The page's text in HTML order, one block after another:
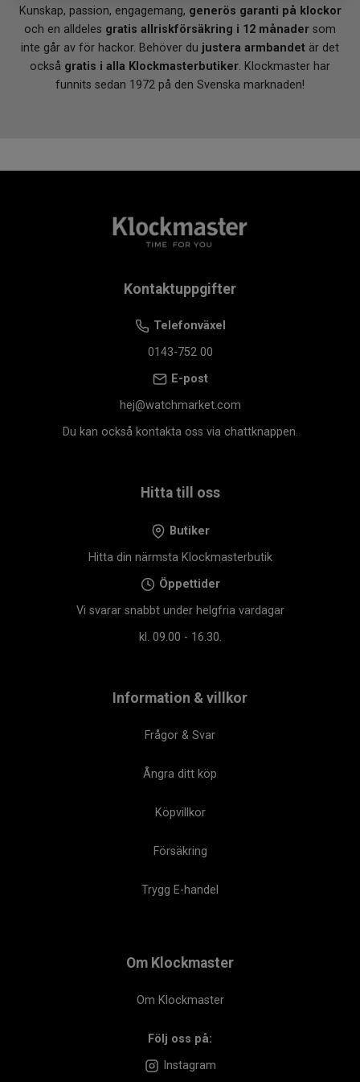
Datum
Ja
Dag
Ja
Tidtagning
Ja
Extra tidzon
Ja
Larm
Ja
Kunskap, passion, engagemang, generös garanti på klockor
och en alldeles gratis allriskförsäkring i 12 månader som
inte går av för hackor. Behöver du justera armbandet är det
också gratis i alla Klockmasterbutiker. Klockmaster har
funnits sedan 1972 på den Svenska marknaden!
Kontaktuppgifter
Telefonväxel
0143-752 00
E-post
hej@watchmarket.com
Du kan också kontakta oss via chattknappen.
Hitta till oss
Butiker
Hitta din närmsta Klockmasterbutik
Öppettider
Vi svarar snabbt under helgfria vardagar
kl. 09.00 - 16.30.
Information & villkor
Frågor & Svar
Ångra ditt köp
Köpvillkor
Försäkring
Trygg E-handel
Om Klockmaster
Om Klockmaster
Följ oss på:
Instagram